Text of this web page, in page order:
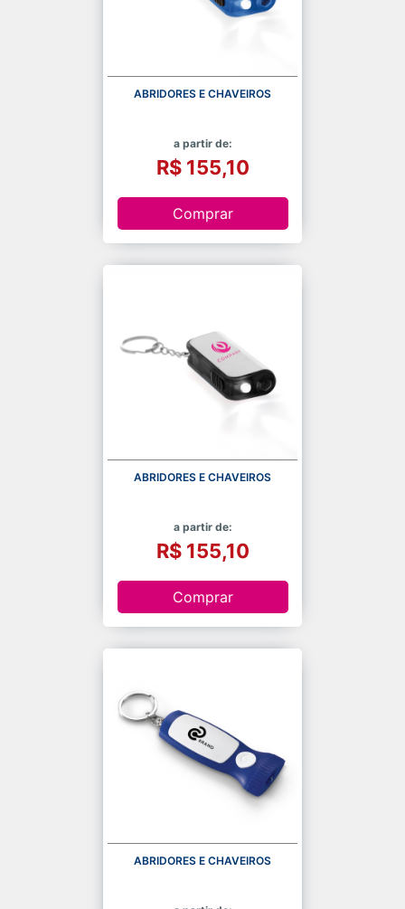
ABRIDORES E CHAVEIROS
a partir de:
R$ 155,10
Comprar
ABRIDORES E CHAVEIROS
a partir de:
R$ 155,10
Comprar
ABRIDORES E CHAVEIROS